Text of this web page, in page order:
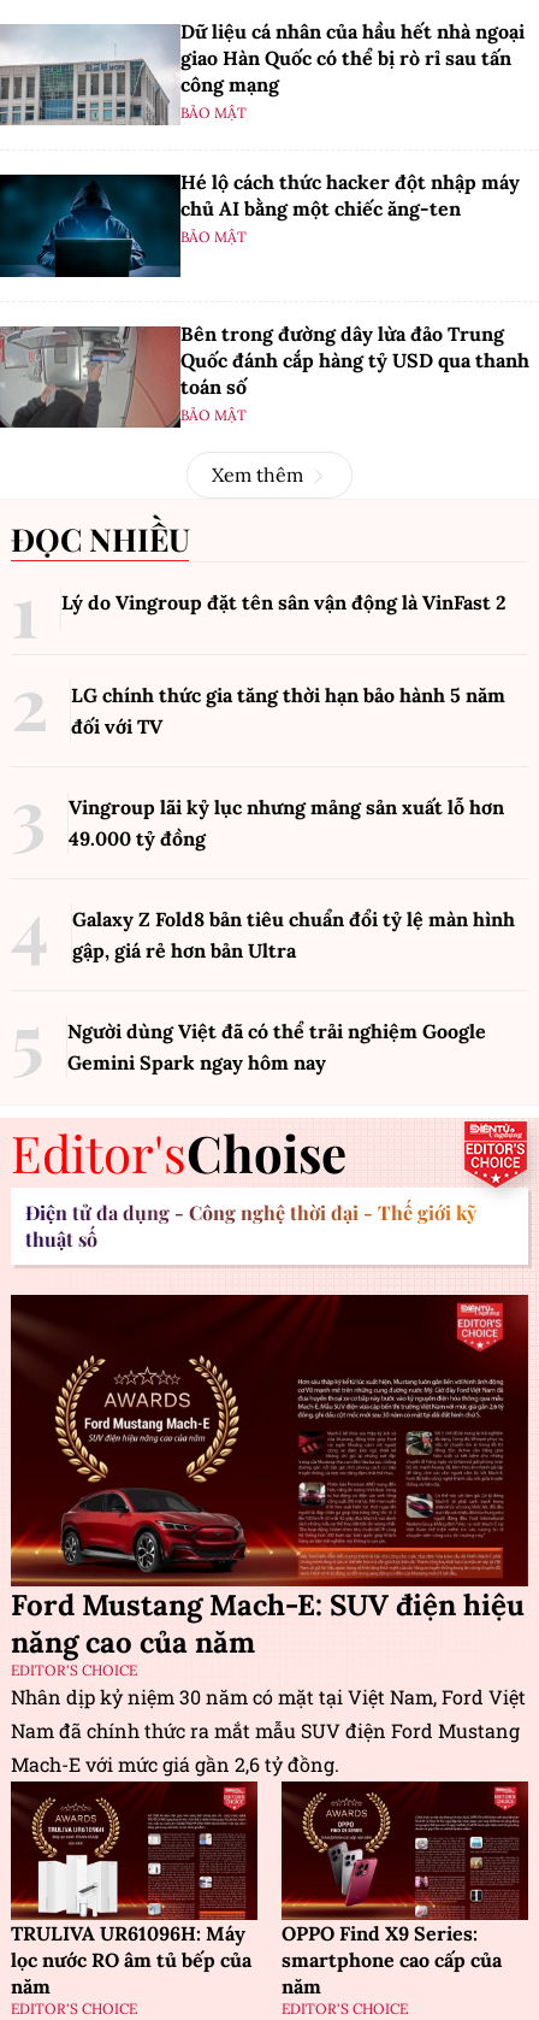
Dữ liệu cá nhân của hầu hết nhà ngoại
giao Hàn Quốc có thể bị rò rỉ sau tấn
công mạng
BẢO MẬT
Hé lộ cách thức hacker đột nhập máy
chủ AI bằng một chiếc ăng-ten
BẢO MẬT
Bên trong đường dây lừa đảo Trung
Quốc đánh cắp hàng tỷ USD qua thanh
toán số
BẢO MẬT
Xem thêm
ĐỌC NHIỀU
Lý do Vingroup đặt tên sân vận động là VinFast 2
LG chính thức gia tăng thời hạn bảo hành 5 năm
đối với TV
Vingroup lãi kỷ lục nhưng mảng sản xuất lỗ hơn
49.000 tỷ đồng
Galaxy Z Fold8 bản tiêu chuẩn đổi tỷ lệ màn hình
gập, giá rẻ hơn bản Ultra
Người dùng Việt đã có thể trải nghiệm Google
Gemini Spark ngay hôm nay
Editor'sChoise
Điện tử đa dụng - Công nghệ thời đại - Thế giới kỹ
thuật số
Ford Mustang Mach-E: SUV điện hiệu
năng cao của năm
EDITOR'S CHOICE
Nhân dịp kỷ niệm 30 năm có mặt tại Việt Nam, Ford Việt
Nam đã chính thức ra mắt mẫu SUV điện Ford Mustang
Mach-E với mức giá gần 2,6 tỷ đồng.
TRULIVA UR61096H: Máy
lọc nước RO âm tủ bếp của
năm
EDITOR'S CHOICE
OPPO Find X9 Series:
smartphone cao cấp của
năm
EDITOR'S CHOICE